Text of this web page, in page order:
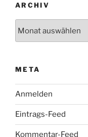
ARCHIV
META
Anmelden
Eintrags-Feed
Kommentar-Feed